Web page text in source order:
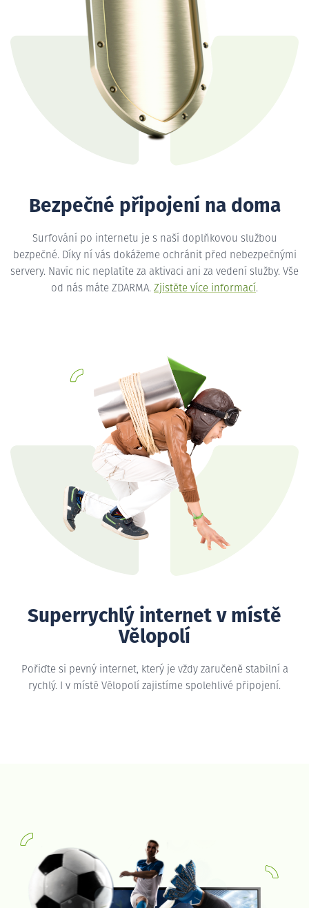
Bezpečné připojení na doma
Surfování po internetu je s naší doplňkovou službou
bezpečné. Díky ní vás dokážeme ochránit před nebezpečnými
servery. Navíc nic neplatíte za aktivaci ani za vedení služby. Vše
od nás máte ZDARMA. Zjistěte více informací.
Superrychlý internet v místě
Vělopolí
Pořiďte si pevný internet, který je vždy zaručeně stabilní a
rychlý. I v místě Vělopolí zajistíme spolehlivé připojení.